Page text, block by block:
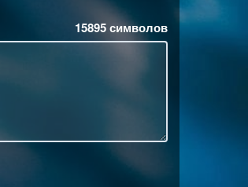
15895символов